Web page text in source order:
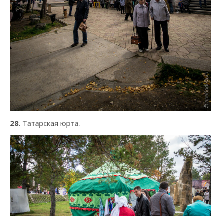
28. Татарская юрта.